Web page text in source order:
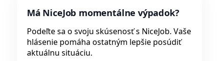
Má NiceJob momentálne výpadok?
Podeľte sa o svoju skúsenosť s NiceJob. Vaše
hlásenie pomáha ostatným lepšie posúdiť
aktuálnu situáciu.